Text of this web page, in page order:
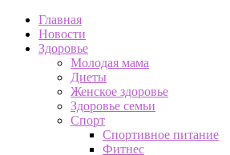
Главная
Новости
Здоровье
Молодая мама
Диеты
Женское здоровье
Здоровье семьи
Спорт
Спортивное питание
Фитнес